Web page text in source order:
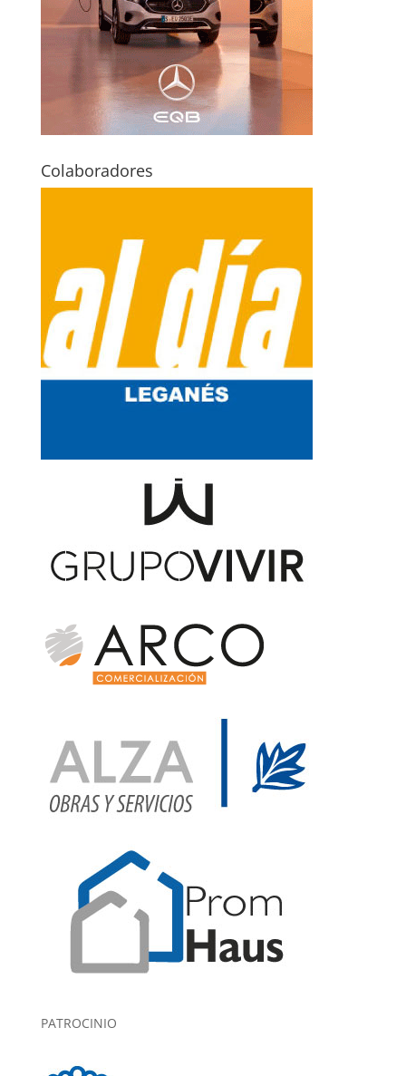
Colaboradores
PATROCINIO